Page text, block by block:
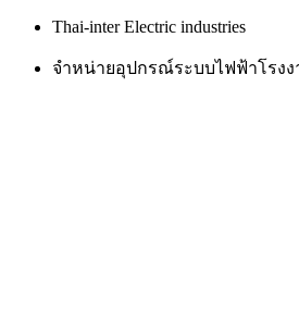
Thai-inter Electric industries
จำหน่ายอุปกรณ์ระบบไฟฟ้าโรงง